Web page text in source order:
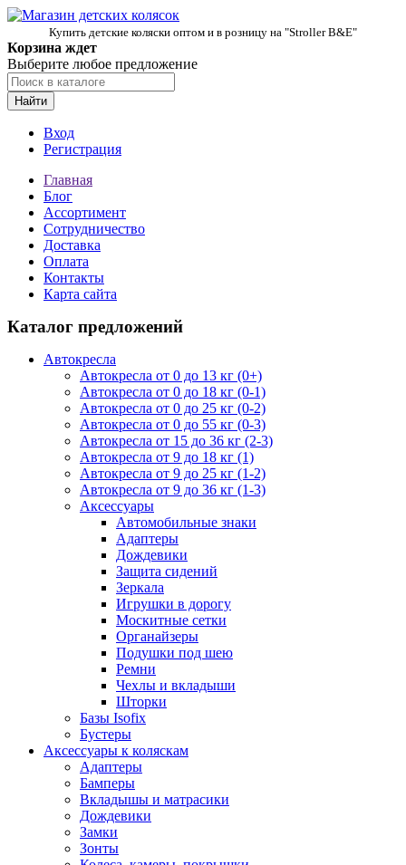
Купить детские коляски оптом и в розницу на "Stroller B&E"
Корзина ждет
Выберите любое предложение
Найти
Вход
Регистрация
Главная
Блог
Ассортимент
Сотрудничество
Доставка
Оплата
Контакты
Карта сайта
Каталог предложений
Автокресла
Автокресла от 0 до 13 кг (0+)
Автокресла от 0 до 18 кг (0-1)
Автокресла от 0 до 25 кг (0-2)
Автокресла от 0 до 55 кг (0-3)
Автокресла от 15 до 36 кг (2-3)
Автокресла от 9 до 18 кг (1)
Автокресла от 9 до 25 кг (1-2)
Автокресла от 9 до 36 кг (1-3)
Аксессуары
Автомобильные знаки
Адаптеры
Дождевики
Защита сидений
Зеркала
Игрушки в дорогу
Москитные сетки
Органайзеры
Подушки под шею
Ремни
Чехлы и вкладыши
Шторки
Базы Isofix
Бустеры
Аксессуары к коляскам
Адаптеры
Бамперы
Вкладышы и матрасики
Дождевики
Замки
Зонты